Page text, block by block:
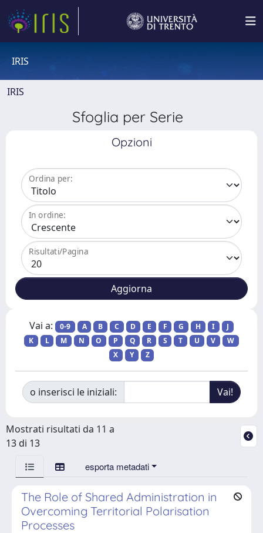
IRIS
IRIS
Sfoglia per Serie
Opzioni
Ordina per:
In ordine:
Risultati/Pagina
Vai a: 0-9 A B C D E F G H I
J
K
L M N O P Q R S T U V
W
X
Y Z
o inserisci le iniziali:
Mostrati risultati da 11 a
13 di 13
esporta metadati
The Role of Shared Administration in
Overcoming Territorial Polarisation
Processes